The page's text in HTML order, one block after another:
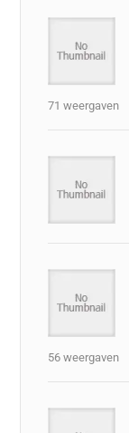
71 weergaven
56 weergaven